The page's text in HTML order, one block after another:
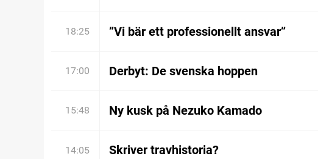
18:25 ”Vi bär ett professionellt ansvar”
17:00 Derbyt: De svenska hoppen
15:48 Ny kusk på Nezuko Kamado
14:05 Skriver travhistoria?